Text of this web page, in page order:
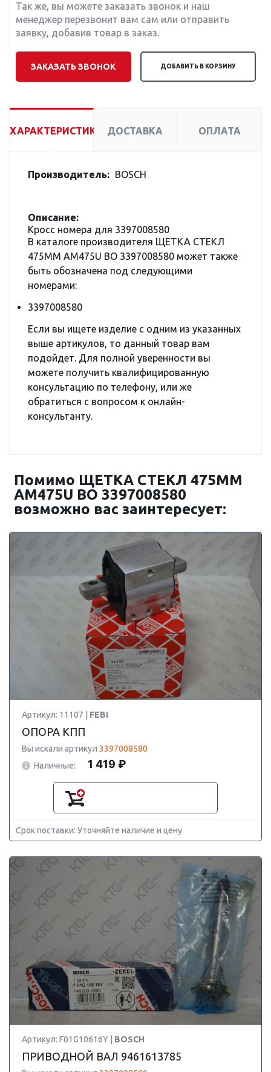
Так же, вы можете заказать звонок и наш
менеджер перезвонит вам сам или отправить
заявку, добавив товар в заказ.
ЗАКАЗАТЬ ЗВОНОК ДОБАВИТЬ В КОРЗИНУ
ХАРАКТЕРИСТИКИ ДОСТАВКА ОПЛАТА
Производитель: BOSCH
Описание:
Кросс номера для 3397008580
В каталоге производителя ЩЕТКА СТЕКЛ
475ММ AM475U BO 3397008580 может также
быть обозначена под следующими
номерами:
3397008580
Если вы ищете изделие с одним из указанных
выше артикулов, то данный товар вам
подойдет. Для полной уверенности вы
можете получить квалифицированную
консультацию по телефону, или же
обратиться с вопросом к онлайн-
консультанту.
Помимо ЩЕТКА СТЕКЛ 475ММ
AM475U BO 3397008580
возможно вас заинтересует:
Артикул: 11107 | FEBI
ОПОРА КПП
Вы искали артикул 3397008580
Наличные:
1 419 ₽
Срок поставки: Уточняйте наличие и цену
Артикул: F01G10616Y | BOSCH
ПРИВОДНОЙ ВАЛ 9461613785